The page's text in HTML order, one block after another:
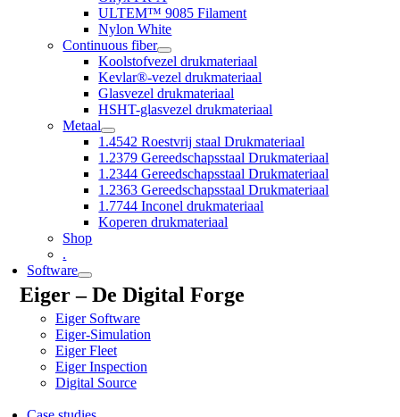
ULTEM™ 9085 Filament
Nylon White
Continuous fiber
Koolstofvezel drukmateriaal
Kevlar®-vezel drukmateriaal
Glasvezel drukmateriaal
HSHT-glasvezel drukmateriaal
Metaal
1.4542 Roestvrij staal Drukmateriaal
1.2379 Gereedschapsstaal Drukmateriaal
1.2344 Gereedschapsstaal Drukmateriaal
1.2363 Gereedschapsstaal Drukmateriaal
1.7744 Inconel drukmateriaal
Koperen drukmateriaal
Shop
.
Software
Eiger – De Digital Forge
Eiger Software
Eiger-Simulation
Eiger Fleet
Eiger Inspection
Digital Source